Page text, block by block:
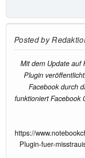
Posted by
Mit dem Update auf
Plugin
Facebook durch
funktioniert Facebook
https://
Plugin-fuer-